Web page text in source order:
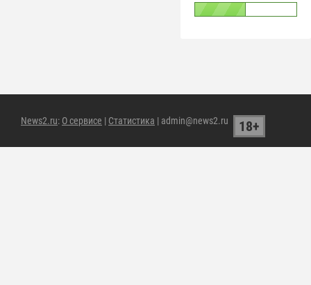
News2.ru: О сервисе | Статистика | admin@news2.ru 18+